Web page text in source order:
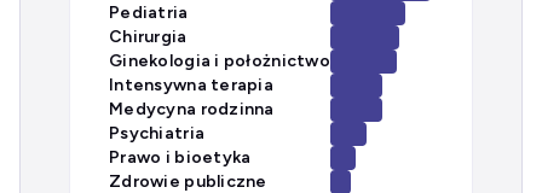
Pediatria
Chirurgia
Ginekologia i położnictwo
Intensywna terapia
Medycyna rodzinna
Psychiatria
Prawo i bioetyka
Zdrowie publiczne